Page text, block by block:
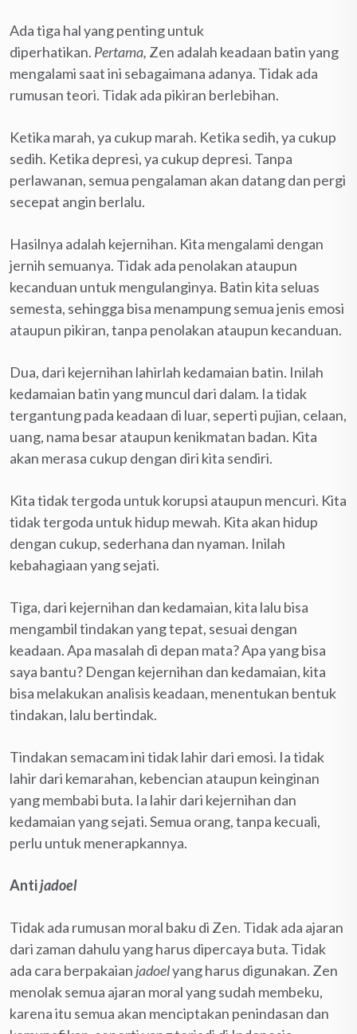
Ada tiga hal yang penting untuk
diperhatikan. Pertama, Zen adalah keadaan batin yang
mengalami saat ini sebagaimana adanya. Tidak ada
rumusan teori. Tidak ada pikiran berlebihan.
Ketika marah, ya cukup marah. Ketika sedih, ya cukup
sedih. Ketika depresi, ya cukup depresi. Tanpa
perlawanan, semua pengalaman akan datang dan pergi
secepat angin berlalu.
Hasilnya adalah kejernihan. Kita mengalami dengan
jernih semuanya. Tidak ada penolakan ataupun
kecanduan untuk mengulanginya. Batin kita seluas
semesta, sehingga bisa menampung semua jenis emosi
ataupun pikiran, tanpa penolakan ataupun kecanduan.
Dua, dari kejernihan lahirlah kedamaian batin. Inilah
kedamaian batin yang muncul dari dalam. Ia tidak
tergantung pada keadaan di luar, seperti pujian, celaan,
uang, nama besar ataupun kenikmatan badan. Kita
akan merasa cukup dengan diri kita sendiri.
Kita tidak tergoda untuk korupsi ataupun mencuri. Kita
tidak tergoda untuk hidup mewah. Kita akan hidup
dengan cukup, sederhana dan nyaman. Inilah
kebahagiaan yang sejati.
Tiga, dari kejernihan dan kedamaian, kita lalu bisa
mengambil tindakan yang tepat, sesuai dengan
keadaan. Apa masalah di depan mata? Apa yang bisa
saya bantu? Dengan kejernihan dan kedamaian, kita
bisa melakukan analisis keadaan, menentukan bentuk
tindakan, lalu bertindak.
Tindakan semacam ini tidak lahir dari emosi. Ia tidak
lahir dari kemarahan, kebencian ataupun keinginan
yang membabi buta. Ia lahir dari kejernihan dan
kedamaian yang sejati. Semua orang, tanpa kecuali,
perlu untuk menerapkannya.
Antijadoel
Tidak ada rumusan moral baku di Zen. Tidak ada ajaran
dari zaman dahulu yang harus dipercaya buta. Tidak
ada cara berpakaian jadoelyang harus digunakan. Zen
menolak semua ajaran moral yang sudah membeku,
karena itu semua akan menciptakan penindasan dan